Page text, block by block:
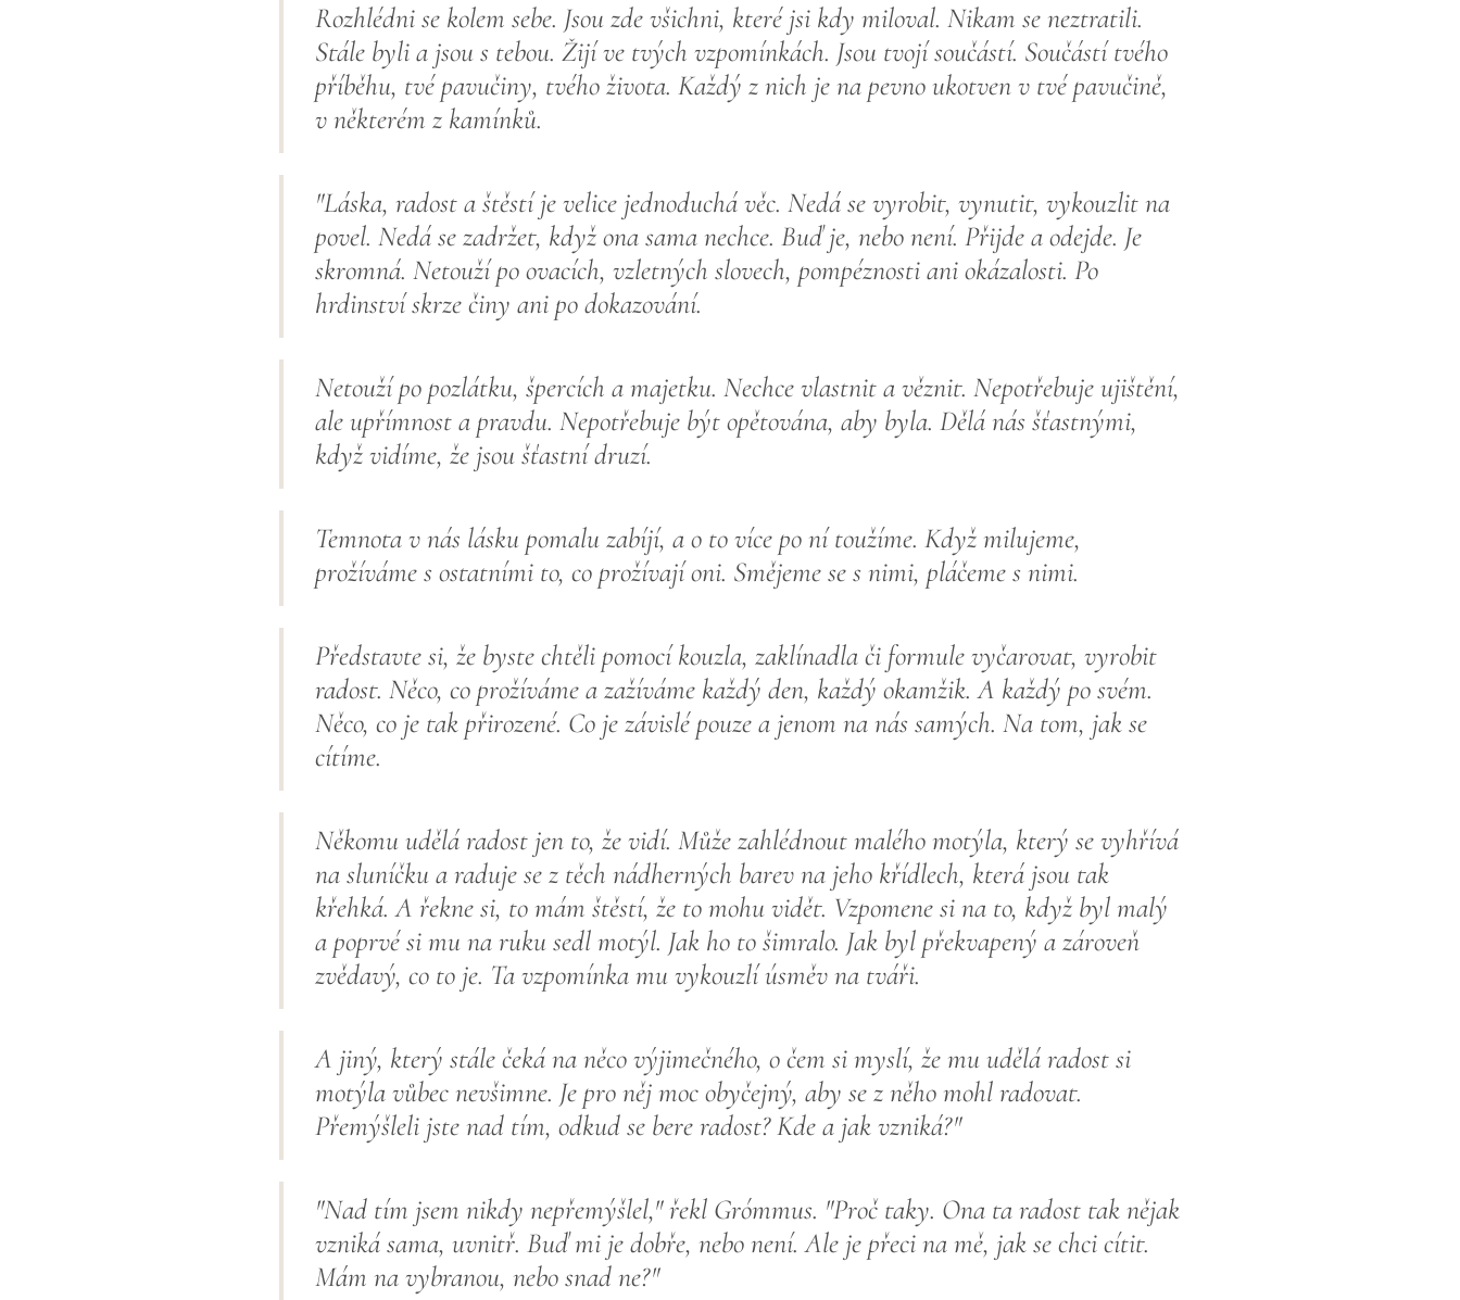
Rozhlédni se kolem sebe. Jsou zde všichni, které jsi kdy miloval. Nikam se neztratili.
Stále byli a jsou s tebou. Žijí ve tvých vzpomínkách. Jsou tvojí součástí. Součástí tvého
příběhu, tvé pavučiny, tvého života. Každý z nich je na pevno ukotven v tvé pavučině,
v některém z kamínků.
"Láska, radost a štěstí je velice jednoduchá věc. Nedá se vyrobit, vynutit, vykouzlit na
povel. Nedá se zadržet, když ona sama nechce. Buď je, nebo není. Přijde a odejde. Je
skromná. Netouží po ovacích, vzletných slovech, pompéznosti ani okázalosti. Po
hrdinství skrze činy ani po dokazování.
Netouží po pozlátku, špercích a majetku. Nechce vlastnit a věznit. Nepotřebuje ujištění,
ale upřímnost a pravdu. Nepotřebuje být opětována, aby byla. Dělá nás šťastnými,
když vidíme, že jsou šťastní druzí.
Temnota v nás lásku pomalu zabíjí, a o to více po ní toužíme. Když milujeme,
prožíváme s ostatními to, co prožívají oni. Smějeme se s nimi, pláčeme s nimi.
Představte si, že byste chtěli pomocí kouzla, zaklínadla či formule vyčarovat, vyrobit
radost. Něco, co prožíváme a zažíváme každý den, každý okamžik. A každý po svém.
Něco, co je tak přirozené. Co je závislé pouze a jenom na nás samých. Na tom, jak se
cítíme.
Někomu udělá radost jen to, že vidí. Může zahlédnout malého motýla, který se vyhřívá
na sluníčku a raduje se z těch nádherných barev na jeho křídlech, která jsou tak
křehká. A řekne si, to mám štěstí, že to mohu vidět. Vzpomene si na to, když byl malý
a poprvé si mu na ruku sedl motýl. Jak ho to šimralo. Jak byl překvapený a zároveň
zvědavý, co to je. Ta vzpomínka mu vykouzlí úsměv na tváři.
A jiný, který stále čeká na něco výjimečného, o čem si myslí, že mu udělá radost si
motýla vůbec nevšimne. Je pro něj moc obyčejný, aby se z něho mohl radovat.
Přemýšleli jste nad tím, odkud se bere radost? Kde a jak vzniká?"
"Nad tím jsem nikdy nepřemýšlel," řekl Grómmus. "Proč taky. Ona ta radost tak nějak
vzniká sama, uvnitř. Buď mi je dobře, nebo není. Ale je přeci na mě, jak se chci cítit.
Mám na vybranou, nebo snad ne?"